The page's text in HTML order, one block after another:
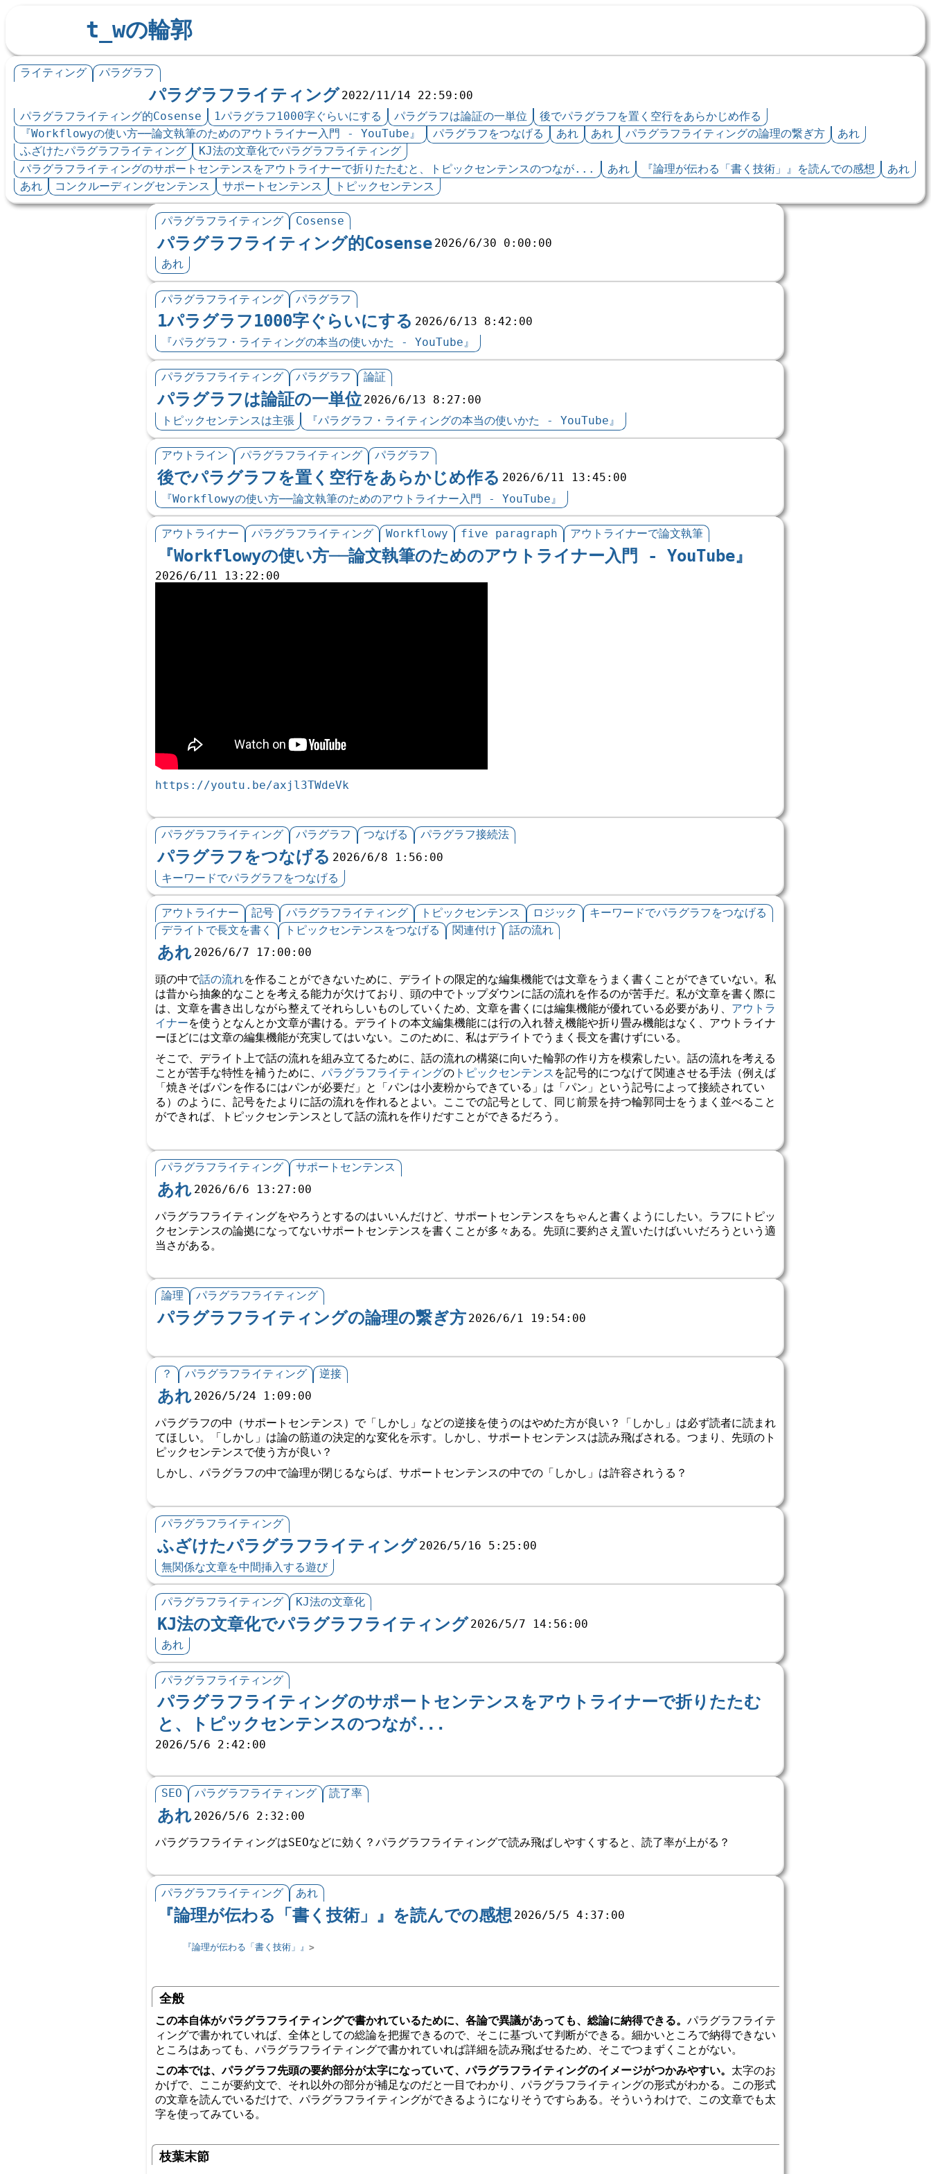
t_wの輪郭
ライティング パラグラフ
パラグラフライティング 2022/11/14 22:59:00
パラグラフライティング的Cosense
1パラグラフ1000字ぐらいにする パラグラフは論証の一単位
後でパラグラフを置く空行をあらかじめ作る
『Workflowyの使い方‪──‬論文執筆のためのアウトライナー入門 - YouTube』
パラグラフをつなげる あれ あれ パラグラフライティングの論理の繋ぎ方
あれ
ふざけたパラグラフライティング
KJ法の文章化でパラグラフライティング
パラグラフライティングのサポートセンテンスをアウトライナーで折りたたむと、トピックセンテンスのつなが...
あれ 『論理が伝わる「書く技術」』を読んでの感想
あれ
あれ
コンクルーディングセンテンス サポートセンテンス トピックセンテンス
パラグラフライティング Cosense
パラグラフライティング的Cosense 2026/6/30 0:00:00
あれ
パラグラフライティング パラグラフ
1パラグラフ1000字ぐらいにする 2026/6/13 8:42:00
『パラグラフ・ライティングの本当の使いかた - YouTube』
パラグラフライティング パラグラフ 論証
パラグラフは論証の一単位 2026/6/13 8:27:00
トピックセンテンスは主張
『パラグラフ・ライティングの本当の使いかた - YouTube』
アウトライン パラグラフライティング パラグラフ
後でパラグラフを置く空行をあらかじめ作る 2026/6/11 13:45:00
『Workflowyの使い方‪──‬論文執筆のためのアウトライナー入門 - YouTube』
アウトライナー パラグラフライティング Workflowy five paragraph アウトライナーで論文執筆
『Workflowyの使い方‪──‬論文執筆のためのアウトライナー入門 - YouTube』
2026/6/11 13:22:00
https://youtu.be/axjl3TWdeVk
パラグラフライティング パラグラフ つなげる パラグラフ接続法
パラグラフをつなげる 2026/6/8 1:56:00
キーワードでパラグラフをつなげる
アウトライナー 記号 パラグラフライティング トピックセンテンス ロジック
キーワードでパラグラフをつなげる
デライトで長文を書く
トピックセンテンスをつなげる 関連付け 話の流れ
あれ 2026/6/7 17:00:00
頭の中で話の流れを作ることができないために、デライトの限定的な編集機能では文章をうまく書くことができていない。私
は昔から抽象的なことを考える能力が欠けており、頭の中でトップダウンに話の流れを作るのが苦手だ。私が文章を書く際に
は、文章を書き出しながら整えてそれらしいものしていくため、文章を書くには編集機能が優れている必要があり、 アウトラ
イナーを使うとなんとか文章が書ける。デライトの本文編集機能には行の入れ替え機能や折り畳み機能はなく、アウトライナ
ーほどには文章の編集機能が充実してはいない。このために、私はデライトでうまく長文を書けずにいる。
そこで、デライト上で話の流れを組み立てるために、話の流れの構築に向いた輪郭の作り方を模索したい。話の流れを考える
ことが苦手な特性を補うために、 パラグラフライティングの トピックセンテンス を記号的につなげて関連させる手法（例えば
「焼きそばパンを作るにはパンが必要だ」と「パンは小麦粉からできている」は「パン」という記号によって接続されてい
る）のように、記号をたよりに話の流れを作れるとよい。ここでの記号として、同じ前景を持つ輪郭同士をうまく並べること
ができれば、トピックセンテンスとして話の流れを作りだすことができるだろう。
パラグラフライティング サポートセンテンス
あれ 2026/6/6 13:27:00
パラグラフライティングをやろうとするのはいいんだけど、サポートセンテンスをちゃんと書くようにしたい。ラフにトピッ
クセンテンスの論拠になってないサポートセンテンスを書くことが多々ある。先頭に要約さえ置いたけばいいだろうという適
当さがある。
論理 パラグラフライティング
パラグラフライティングの論理の繋ぎ方 2026/6/1 19:54:00
？ パラグラフライティング 逆接
あれ 2026/5/24 1:09:00
パラグラフの中（サポートセンテンス）で「しかし」などの逆接を使うのはやめた方が良い？「しかし」は必ず読者に読まれ
てほしい。「しかし」は論の筋道の決定的な変化を示す。しかし、サポートセンテンスは読み飛ばされる。つまり、先頭のト
ピックセンテンスで使う方が良い？
しかし、パラグラフの中で論理が閉じるならば、サポートセンテンスの中での「しかし」は許容されうる？
パラグラフライティング
ふざけたパラグラフライティング 2026/5/16 5:25:00
無関係な文章を中間挿入する遊び
パラグラフライティング KJ法の文章化
KJ法の文章化でパラグラフライティング 2026/5/7 14:56:00
あれ
パラグラフライティング
パラグラフライティングのサポートセンテンスをアウトライナーで折りたたむ
と、トピックセンテンスのつなが...
2026/5/6 2:42:00
SEO パラグラフライティング 読了率
あれ 2026/5/6 2:32:00
パラグラフライティングはSEOなどに効く？パラグラフライティングで読み飛ばしやすくすると、読了率が上がる？
パラグラフライティング あれ
『論理が伝わる「書く技術」』を読んでの感想 2026/5/5 4:37:00
『論理が伝わる「書く技術」』
全般
この本自体がパラグラフライティングで書かれているために、各論で異議があっても、総論に納得できる。 パラグラフライテ
ィングで書かれていれば、全体としての総論を把握できるので、そこに基づいて判断ができる。細かいところで納得できない
ところはあっても、パラグラフライティングで書かれていれば詳細を読み飛ばせるため、そこでつまずくことがない。
この本では、パラグラフ先頭の要約部分が太字になっていて、パラグラフライティングのイメージがつかみやすい。 太字のお
かげで、ここが要約文で、それ以外の部分が補足なのだと一目でわかり、パラグラフライティングの形式がわかる。この形式
の文章を読んでいるだけで、パラグラフライティングができるようになりそうですらある。そういうわけで、この文章でも太
字を使ってみている。
枝葉末節